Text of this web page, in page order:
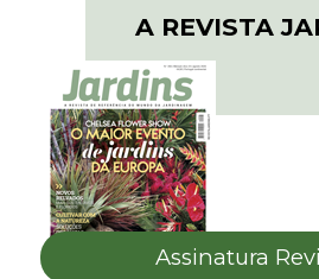
A REVISTA
Assinatura